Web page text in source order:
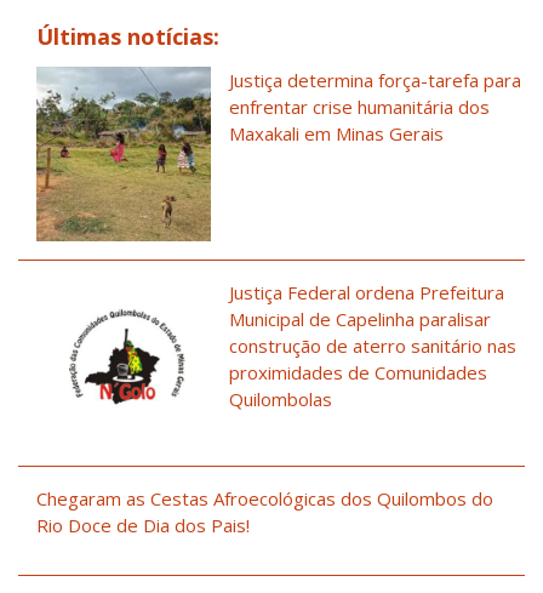
Últimas notícias:
Justiça determina força-tarefa para
enfrentar crise humanitária dos
Maxakali em Minas Gerais
Justiça Federal ordena Prefeitura
Municipal de Capelinha paralisar
construção de aterro sanitário nas
proximidades de Comunidades
Quilombolas
Chegaram as Cestas Afroecológicas dos Quilombos do
Rio Doce de Dia dos Pais!